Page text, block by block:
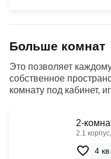
Больше комнат
Это позволяет
собственное
комнату под кабинет,
2-
2.1
4